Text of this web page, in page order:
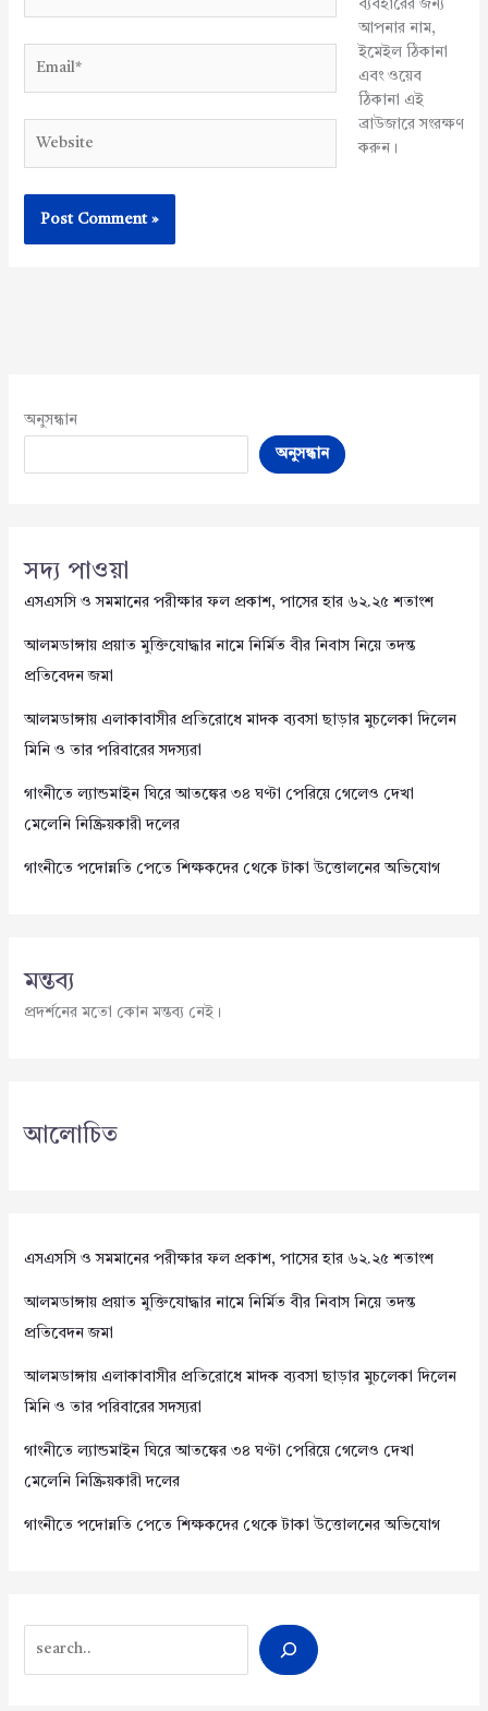
ব্যবহারের জন্য
আপনার নাম,
ইমেইল ঠিকানা
এবং ওয়েব
ঠিকানা এই
ব্রাউজারে সংরক্ষণ
করুন।
অনুসন্ধান
অনুসন্ধান
সদ্য পাওয়া
এসএসসি ও সমমানের পরীক্ষার ফল প্রকাশ, পাসের হার ৬২.২৫ শতাংশ
আলমডাঙ্গায় প্রয়াত মুক্তিযোদ্ধার নামে নির্মিত বীর নিবাস নিয়ে তদন্ত
প্রতিবেদন জমা
আলমডাঙ্গায় এলাকাবাসীর প্রতিরোধে মাদক ব্যবসা ছাড়ার মুচলেকা দিলেন
মিনি ও তার পরিবারের সদস্যরা
গাংনীতে ল্যান্ডমাইন ঘিরে আতঙ্কের ৩৪ ঘণ্টা পেরিয়ে গেলেও দেখা
মেলেনি নিষ্ক্রিয়কারী দলের
গাংনীতে পদোন্নতি পেতে শিক্ষকদের থেকে টাকা উত্তোলনের অভিযোগ
মন্তব্য
প্রদর্শনের মতো কোন মন্তব্য নেই।
আলোচিত
এসএসসি ও সমমানের পরীক্ষার ফল প্রকাশ, পাসের হার ৬২.২৫ শতাংশ
আলমডাঙ্গায় প্রয়াত মুক্তিযোদ্ধার নামে নির্মিত বীর নিবাস নিয়ে তদন্ত
প্রতিবেদন জমা
আলমডাঙ্গায় এলাকাবাসীর প্রতিরোধে মাদক ব্যবসা ছাড়ার মুচলেকা দিলেন
মিনি ও তার পরিবারের সদস্যরা
গাংনীতে ল্যান্ডমাইন ঘিরে আতঙ্কের ৩৪ ঘণ্টা পেরিয়ে গেলেও দেখা
মেলেনি নিষ্ক্রিয়কারী দলের
গাংনীতে পদোন্নতি পেতে শিক্ষকদের থেকে টাকা উত্তোলনের অভিযোগ